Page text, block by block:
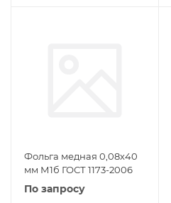
Фольга медная 0,08х40
мм М1б ГОСТ 1173-2006
По запросу